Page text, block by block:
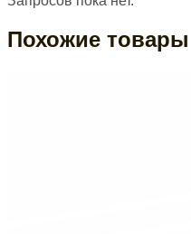
Похожие товары